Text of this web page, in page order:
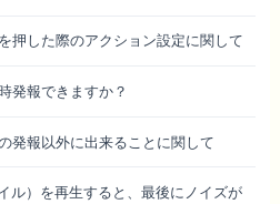
押した際のアクション設定に関して
発報できますか？
発報以外に出来ることに関して
ル）を再生すると、最後にノイズが